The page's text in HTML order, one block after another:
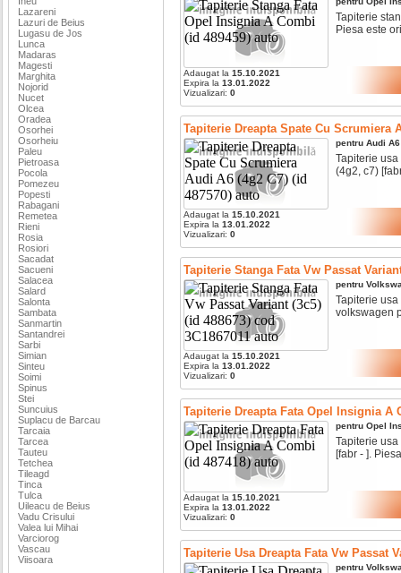
Lazareni
Lazuri de Beius
Lugasu de Jos
Lunca
Madaras
Magesti
Marghita
Nojorid
Nucet
Olcea
Oradea
Osorhei
Osorheiu
Paleu
Pietroasa
Pocola
Pomezeu
Popesti
Rabagani
Remetea
Rieni
Rosia
Rosiori
Sacadat
Sacueni
Salacea
Salard
Salonta
Sambata
Sanmartin
Santandrei
Sarbi
Simian
Sinteu
Soimi
Spinus
Stei
Suncuius
Suplacu de Barcau
Tarcaia
Tarcea
Tauteu
Tetchea
Tileagd
Tinca
Tulca
Uileacu de Beius
Vadu Crisului
Valea lui Mihai
Varciorog
Vascau
Viisoara
Adaugat la 15.10.2021
Expira la 13.01.2022
Vizualizari: 0
Tapiterie
Piesa este
Tapiterie Dreapta Spate Cu Scrumiera
Adaugat la 15.10.2021
Expira la 13.01.2022
Vizualizari: 0
pentru Audi A6
Tapiterie
(4g2, c7)
Tapiterie Stanga Fata Vw Passat
Adaugat la 15.10.2021
Expira la 13.01.2022
Vizualizari: 0
pentru
Tapiterie
volkswagen
Tapiterie Dreapta Fata Opel Insignia A
Adaugat la 15.10.2021
Expira la 13.01.2022
Vizualizari: 0
pentru Opel
Tapiterie
[fabr - ].
Tapiterie Usa Dreapta Fata Vw Passat
pentru